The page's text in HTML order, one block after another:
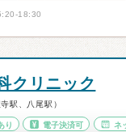
18:30
クリニック
駅、八尾駅）
り 電子決済可 ネ